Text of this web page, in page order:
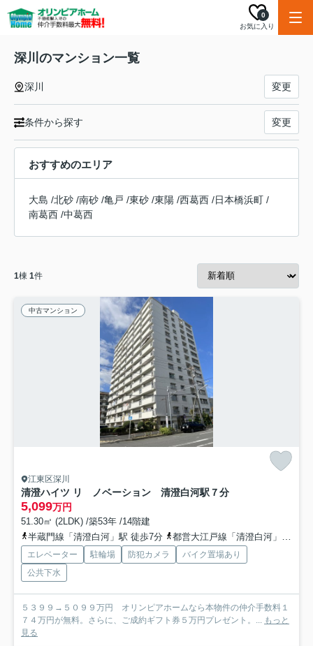
お気に入り
0
深川のマンション一覧
深川 変更
条件から探す 変更
おすすめのエリア
大島 /北砂 /南砂 /亀戸 /東砂 /東陽 /西葛西 /日本橋浜町 /
南葛西 /中葛西
1棟 1件
中古マンション
江東区深川
清澄ハイツ リ ノベーション 清澄白河駅７分
5,099万円
51.30㎡ (2LDK) /築53年 /14階建
半蔵門線「清澄白河」駅 徒歩7分
都営大江戸線「清澄白河」駅 徒歩7分
エレベーター 駐輪場 防犯カメラ
バイク置場あり
公共下水
５３９９→５０９９万円 オリンピアホームなら本物件の仲介手数料１
７４万円が無料。さらに、ご成約ギフト券５万円プレゼント。... もっと
見る